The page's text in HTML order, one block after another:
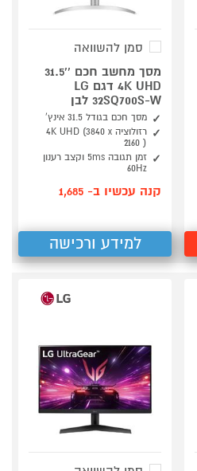
סמן להשוואה
מסך מחשב חכם ''31.5
4K UHD דגם LG
32SQ700S-W לבן
מסך חכם בגודל 31.5 אינץ'
רזולוציה 4K UHD (3840 x
2160 )
זמן תגובה 5ms וקצב רענון
60Hz
קנה עכשיו ב- 1,685
למידע ורכישה